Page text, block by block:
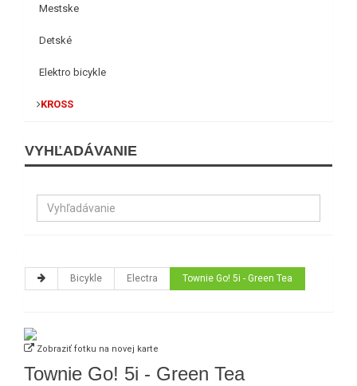
Mestske
Detské
Elektro bicykle
KROSS
VYHĽADÁVANIE
Bicykle Electra Townie Go! 5i - Green Tea
Zobraziť fotku na novej karte
Townie Go! 5i - Green Tea